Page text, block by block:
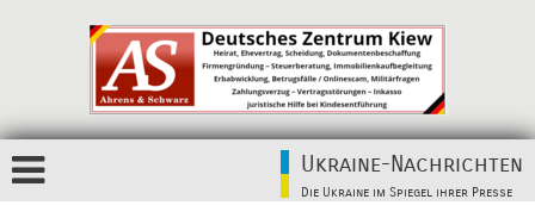
Ukraine-Nachrichten
Die Ukraine im Spiegel ihrer Presse